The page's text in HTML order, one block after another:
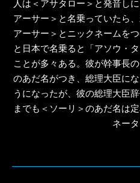
人は＜アサタロー＞と発音し
アーサー＞と名乗っていたら
アーサー＞とニックネームを
と日本で名乗ると「アソウ・
ことが多々ある。彼が幹事長
のあだ名がつき、総理大臣に
うになったが、彼の総理大臣
までも＜ソーリ＞のあだ名は
ネータ